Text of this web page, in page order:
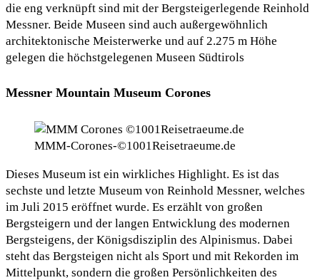
die eng verknüpft sind mit der Bergsteigerlegende Reinhold
Messner. Beide Museen sind auch außergewöhnlich
architektonische Meisterwerke und auf 2.275 m Höhe
gelegen die höchstgelegenen Museen Südtirols
Messner Mountain Museum Corones
MMM-Corones-©1001Reisetraeume.de
Dieses Museum ist ein wirkliches Highlight. Es ist das
sechste und letzte Museum von Reinhold Messner, welches
im Juli 2015 eröffnet wurde. Es erzählt von großen
Bergsteigern und der langen Entwicklung des modernen
Bergsteigens, der Königsdisziplin des Alpinismus. Dabei
steht das Bergsteigen nicht als Sport und mit Rekorden im
Mittelpunkt, sondern die großen Persönlichkeiten des